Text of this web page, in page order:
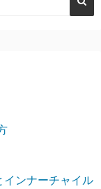
インナーチャイル